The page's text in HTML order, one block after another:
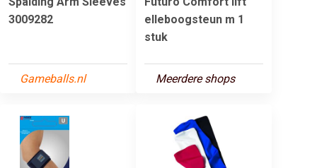
3009282
Gameballs.nl
elleboogsteun m 1
stuk
Meerdere shops